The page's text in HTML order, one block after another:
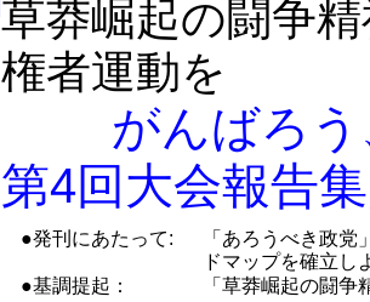
草莽崛起の闘争
権者運動を
がんばろう
第4回大会報告集
●発刊にあたって:
「あろうべき政
ドマップを確立し
●基調提起：
「草莽崛起の闘